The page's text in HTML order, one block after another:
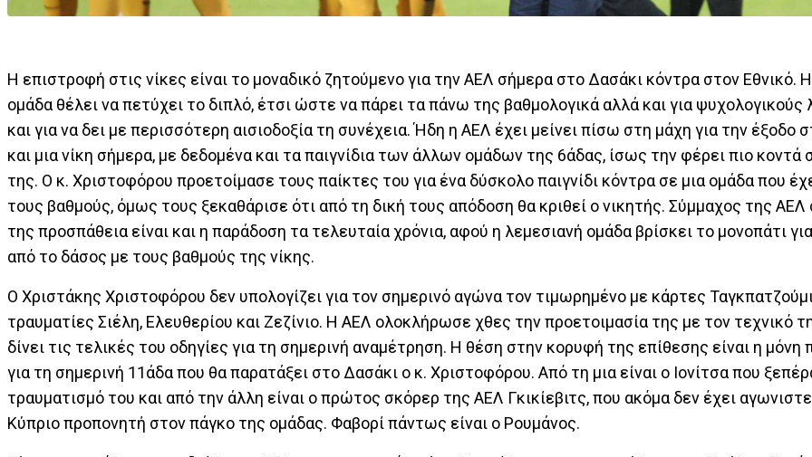
Η επιστροφή στις νίκες είναι το μοναδικό ζητούμενο για την ΑΕΛ σήμερα στο Δασάκι κόντρα στον Εθνικό.
ομάδα θέλει να πετύχει το διπλό, έτσι ώστε να πάρει τα πάνω της βαθμολογικά αλλά και για ψυχολογικούς
και για να δει με περισσότερη αισιοδοξία τη συνέχεια. Ήδη η ΑΕΛ έχει μείνει πίσω στη μάχη για την έξοδο
και μια νίκη σήμερα, με δεδομένα και τα παιγνίδια των άλλων ομάδων της 6άδας, ίσως την φέρει πιο κοντά
της. Ο κ. Χριστοφόρου προετοίμασε τους παίκτες του για ένα δύσκολο παιγνίδι κόντρα σε μια ομάδα που
τους βαθμούς, όμως τους ξεκαθάρισε ότι από τη δική τους απόδοση θα κριθεί ο νικητής. Σύμμαχος της ΑΕΛ
της προσπάθεια είναι και η παράδοση τα τελευταία χρόνια, αφού η λεμεσιανή ομάδα βρίσκει το μονοπάτι
από το δάσος με τους βαθμούς της νίκης.
Ο Χριστάκης Χριστοφόρου δεν υπολογίζει για τον σημερινό αγώνα τον τιμωρημένο με κάρτες
τραυματίες Σιέλη, Ελευθερίου και Ζεζίνιο. Η ΑΕΛ ολοκλήρωσε χθες την προετοιμασία της με τον τεχνικό
δίνει τις τελικές του οδηγίες για τη σημερινή αναμέτρηση. Η θέση στην κορυφή της επίθεσης είναι η μόνη
για τη σημερινή 11άδα που θα παρατάξει στο Δασάκι ο κ. Χριστοφόρου. Από τη μια είναι ο Ιονίτσα που
τραυματισμό του και από την άλλη είναι ο πρώτος σκόρερ της ΑΕΛ Γκικίεβιτς, που ακόμα δεν έχει
Κύπριο προπονητή στον πάγκο της ομάδας. Φαβορί πάντως είναι ο Ρουμάνος.